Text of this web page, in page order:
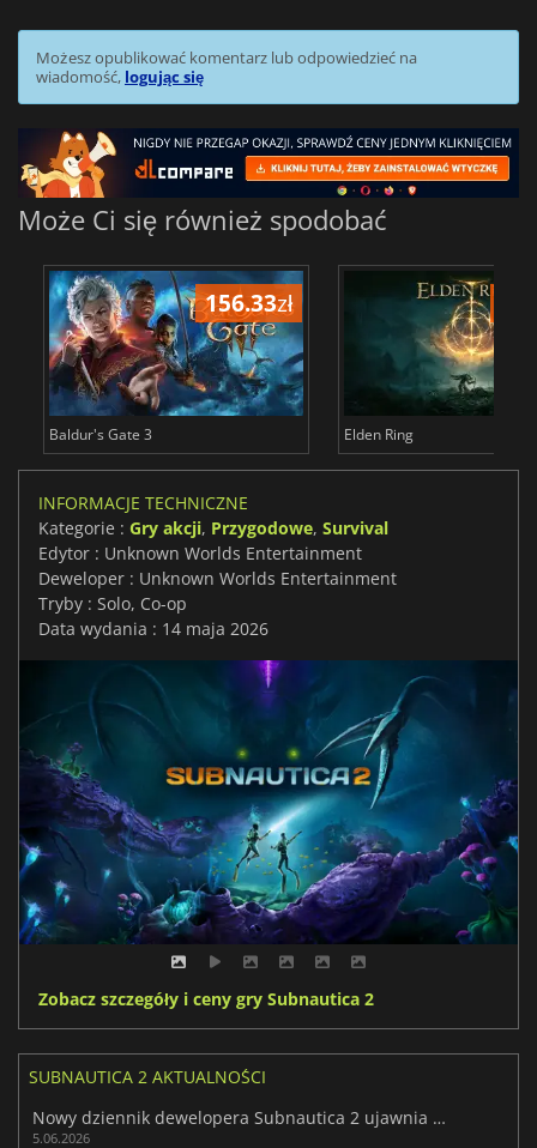
Możesz opublikować komentarz lub odpowiedzieć na
wiadomość, logując się
Może Ci się również spodobać
156.33zł
Baldur's Gate 3 Elden Ring
INFORMACJE TECHNICZNE
Kategorie : Gry akcji, Przygodowe, Survival
Edytor : Unknown Worlds Entertainment
Deweloper : Unknown Worlds Entertainment
Tryby : Solo, Co-op
Data wydania : 14 maja 2026
Zobacz szczegóły i ceny gry Subnautica 2
SUBNAUTICA 2 AKTUALNOŚCI
Nowy dziennik dewelopera Subnautica 2 ujawnia mroczne zmiany
5.06.2026